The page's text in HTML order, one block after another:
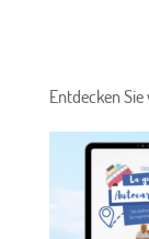
Entdecken